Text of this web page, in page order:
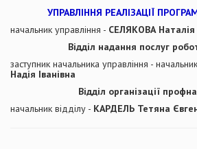
УПРАВЛІННЯ РЕАЛІЗАЦІЇ
начальник управління - СЕЛЯКОВА Наталія
Відділ надання послуг
заступник начальника управління -
Надія Іванівна
Відділ організації
начальник відділу - КАРДЕЛЬ Тетяна